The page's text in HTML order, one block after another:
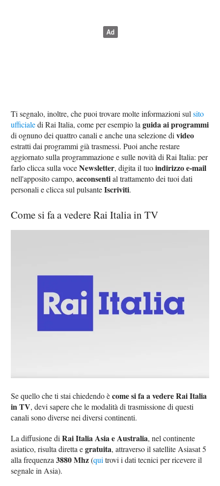
Ti segnalo, inoltre, che puoi trovare molte informazioni sulsito
ufficialedi Rai Italia, come per esempio laguida ai programmi
di ognuno dei quattro canali e anche una selezione divideo
estratti dai programmi già trasmessi. Puoi anche restare
aggiornato sulla programmazione e sulle novità di Rai Italia: per
farlo clicca sulla voceNewsletter, digita il tuoindirizzo e-mail
nell'apposito campo,acconsential trattamento dei tuoi dati
personali e clicca sul pulsanteIscriviti.
Come si fa a vedere Rai Italia in TV
Se quello che ti stai chiedendo ècome si fa a vedere Rai Italia
in TV, devi sapere che le modalità di trasmissione di questi
canali sono diverse nei diversi continenti.
La diffusione diRai Italia Asia e Australia, nel continente
asiatico, risulta diretta egratuita, attraverso il satellite Asiasat 5
alla frequenza3880 Mhz(qui trovi i dati tecnici per ricevere il
segnale in Asia).